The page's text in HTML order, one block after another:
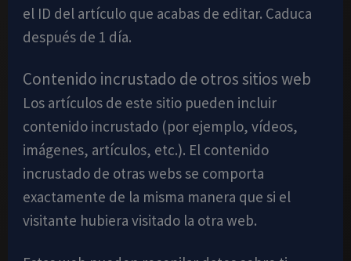
el ID del artículo que acabas de editar. Caduca
después de 1 día.
Contenido incrustado de otros sitios web
Los artículos de este sitio pueden incluir
contenido incrustado (por ejemplo, vídeos,
imágenes, artículos, etc.). El contenido
incrustado de otras webs se comporta
exactamente de la misma manera que si el
visitante hubiera visitado la otra web.